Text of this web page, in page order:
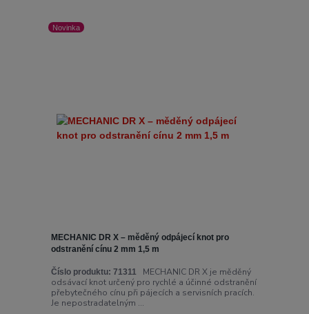
Novinka
MECHANIC DR X – měděný odpájecí knot pro
odstranění cínu 2 mm 1,5 m
Číslo produktu: 71311MECHANIC DR X je měděný
odsávací knot určený pro rychlé a účinné odstranění
přebytečného cínu při pájecích a servisních pracích.
Je nepostradatelným ...